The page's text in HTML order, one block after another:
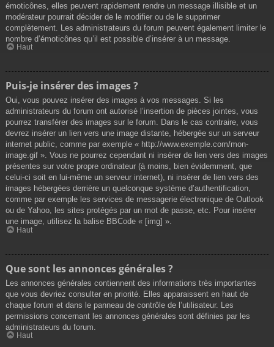
émoticônes, elles peuvent rapidement rendre un message illisible et un
modérateur pourrait décider de le modifier ou de le supprimer
complètement. Les administrateurs du forum peuvent également limiter le
nombre d’émoticônes qu’il est possible d’insérer à un message.
Haut
Puis-je insérer des images ?
Oui, vous pouvez insérer des images à vos messages. Si les
administrateurs du forum ont autorisé l’insertion de pièces jointes, vous
pourrez transférer des images sur le forum. Dans le cas contraire, vous
devrez insérer un lien vers une image distante, hébergée sur un serveur
internet public, comme par exemple « http://www.exemple.com/mon-
image.gif ». Vous ne pourrez cependant ni insérer de lien vers des images
présentes sur votre propre ordinateur (à moins, bien évidemment, que
celui-ci soit en lui-même un serveur internet), ni insérer de lien vers des
images hébergées derrière un quelconque système d’authentification,
comme par exemple les services de messagerie électronique de Outlook
ou de Yahoo, les sites protégés par un mot de passe, etc. Pour insérer
une image, utilisez la balise BBCode « [img] ».
Haut
Que sont les annonces générales ?
Les annonces générales contiennent des informations très importantes
que vous devriez consulter en priorité. Elles apparaissent en haut de
chaque forum et dans le panneau de contrôle de l’utilisateur. Les
permissions concernant les annonces générales sont définies par les
administrateurs du forum.
Haut